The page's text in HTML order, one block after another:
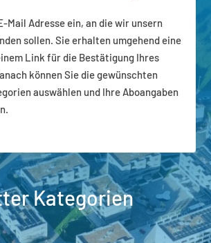
Mail Adresse ein, an die wir unsern
sollen. Sie erhalten umgehend eine
Link für die Bestätigung Ihres
können Sie die gewünschten
auswählen und Ihre Aboangaben
Kategorien